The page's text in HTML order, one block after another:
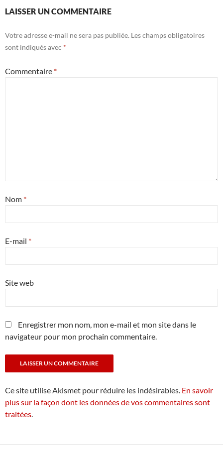
LAISSER UN COMMENTAIRE
Votre adresse e-mail ne sera pas publiée. Les champs obligatoires
sont indiqués avec *
Commentaire *
Nom *
E-mail *
Site web
Enregistrer mon nom, mon e-mail et mon site dans le
navigateur pour mon prochain commentaire.
Ce site utilise Akismet pour réduire les indésirables. En savoir
plus sur la façon dont les données de vos commentaires sont
traitées